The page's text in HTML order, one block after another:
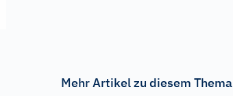
Mehr Artikel zu diesem Thema